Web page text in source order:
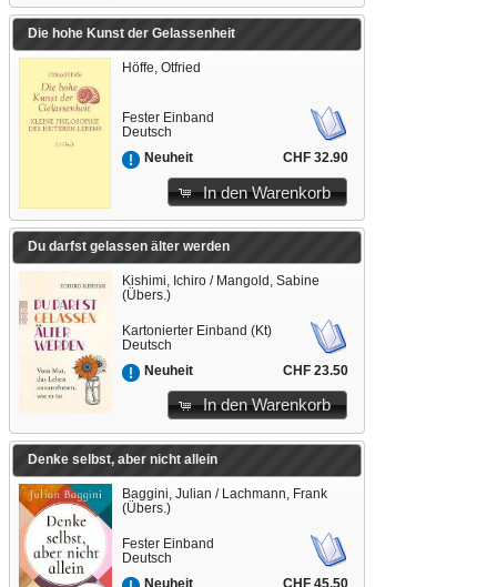
Die hohe Kunst der Gelassenheit
Höffe, Otfried
Fester Einband
Deutsch
Neuheit
CHF 32.90
In den Warenkorb
Du darfst gelassen älter werden
Kishimi, Ichiro / Mangold, Sabine
(Übers.)
Kartonierter Einband (Kt)
Deutsch
Neuheit
CHF 23.50
In den Warenkorb
Denke selbst, aber nicht allein
Baggini, Julian / Lachmann, Frank
(Übers.)
Fester Einband
Deutsch
Neuheit
CHF 45.50